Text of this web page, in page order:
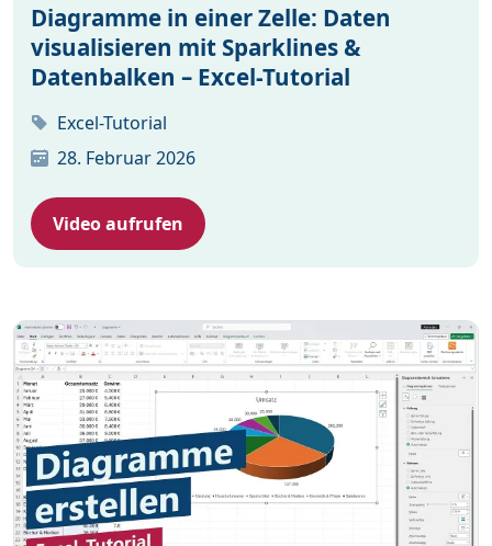
Diagramme in einer Zelle: Daten
visualisieren mit Sparklines &
Datenbalken – Excel-Tutorial
Excel-Tutorial
28. Februar 2026
Video aufrufen